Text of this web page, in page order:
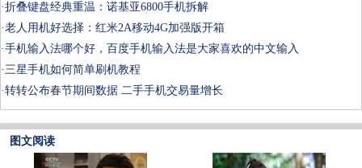
·折叠键盘经典重温：诺基亚6800手机拆解
·老人用机好选择：红米2A移动4G加强版开箱
·手机输入法哪个好，百度手机输入法是大家喜欢的中文输入
·三星手机如何简单刷机教程
·转转公布春节期间数据 二手手机交易量增长
图文阅读